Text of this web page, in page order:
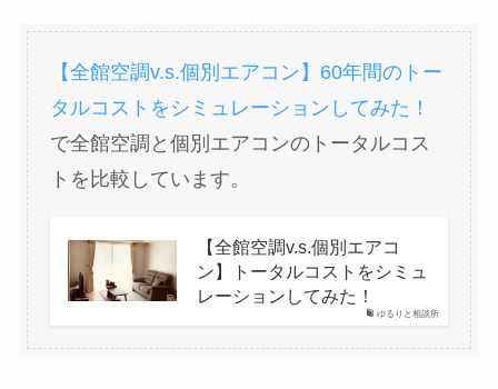
【全館空調v.s.個別エアコン】60年間のトー
タルコストをシミュレーションしてみた！
で全館空調と個別エアコンのトータルコス
トを比較しています。
ゆるりと相談所
【全館空調v.s.個別エアコ
ン】トータルコストをシミュ
レーションしてみた！